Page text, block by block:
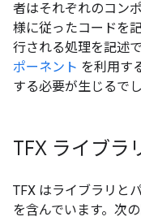
者はそれぞれのコン
様に従ったコードを
行される処理を記述
ポーネント を利用す
する必要が生じるでし
TFX ライブラ
TFX はライブラリと
を含んでいます。次